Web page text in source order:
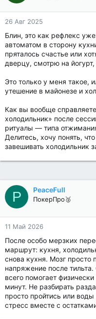
26 Авг 2025
Блин, это как рефлекс
автоматом в сторону
пряталось счастье или
дверцу, смотрю на
Это только у меня такое,
утешение в майонезе и
Как вы вообще
холодильник» после
ритуалы — типа
Делитесь, хочу понять,
завешивать холодильник
P PeaceFull
ПокерПро🥈
11 Май 2026
После особо мерзких
маршрут: кухня,
снова кухня. Мозг просто
напряжение после
всего помогает
минут. Не разбирать
просто пройтись или
стресс вместе с